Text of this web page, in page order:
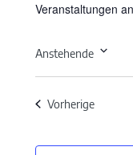
Veranstaltungen
Anstehende
Vorherige